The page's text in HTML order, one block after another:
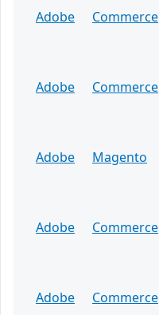
Adobe
Commerce
Adobe
Commerce
Adobe
Magento
Adobe
Commerce
Adobe
Commerce